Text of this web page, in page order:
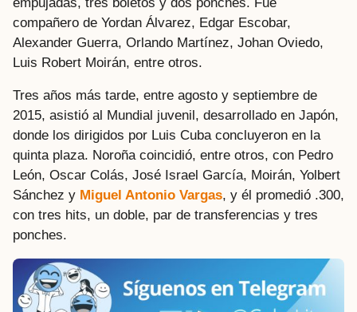
compañero de Yordan Álvarez, Edgar Escobar,
Alexander Guerra, Orlando Martínez, Johan Oviedo,
Luis Robert Moirán, entre otros.
Tres años más tarde, entre agosto y septiembre de
2015, asistió al Mundial juvenil, desarrollado en Japón,
donde los dirigidos por Luis Cuba concluyeron en la
quinta plaza. Noroña coincidió, entre otros, con Pedro
León, Oscar Colás, José Israel García, Moirán, Yolbert
Sánchez y Miguel Antonio Vargas, y él promedió .300,
con tres hits, un doble, par de transferencias y tres
ponches.